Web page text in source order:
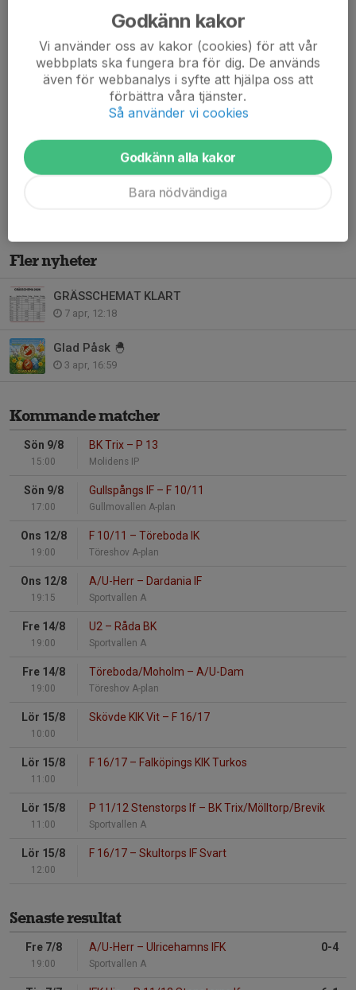
Vår/Sommarens Idrottsrabatten är på ingång!
Vi är glada att meddela att årets idrottsrabatten har anlänt. Nu
kommer häftena att delas ut till alla våra lag i föreningen. Se
fram emot fantastiska erbjudanden och stöd vår...
Fler nyheter
GRÄSSCHEMAT KLART
7 apr, 12:18
Glad Påsk 🐣
3 apr, 16:59
Kommande matcher
Sön 9/8
15:00
BK Trix – P 13
Molidens IP
Sön 9/8
17:00
Gullspångs IF – F 10/11
Gullmovallen A-plan
Ons 12/8
19:00
F 10/11 – Töreboda IK
Töreshov A-plan
Ons 12/8
19:15
A/U-Herr – Dardania IF
Sportvallen A
Fre 14/8
19:00
U2 – Råda BK
Sportvallen A
Fre 14/8
19:00
Töreboda/Moholm – A/U-Dam
Töreshov A-plan
Lör 15/8
10:00
Skövde KIK Vit – F 16/17
Lör 15/8
11:00
F 16/17 – Falköpings KIK Turkos
Lör 15/8
11:00
P 11/12 Stenstorps If – BK Trix/Mölltorp/Brevik
Sportvallen A
Lör 15/8
12:00
F 16/17 – Skultorps IF Svart
Senaste resultat
Fre 7/8
19:00
A/U-Herr – Ulricehamns IFK
Sportvallen A
0-4
Godkänn kakor
Vi använder oss av kakor (cookies) för att vår
webbplats ska fungera bra för dig. De används
även för webbanalys i syfte att hjälpa oss att
förbättra våra tjänster.
Så använder vi cookies
Godkänn alla kakor
Bara nödvändiga